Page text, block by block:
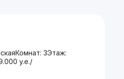
3Этаж:
y.e./